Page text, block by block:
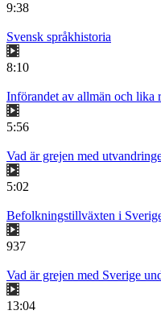
9:38
Svensk språkhistoria
8:10
Införandet av allmän och lika
5:56
Vad är grejen med
5:02
Befolkningstillväxten i
937
Vad är grejen med Sverige
13:04